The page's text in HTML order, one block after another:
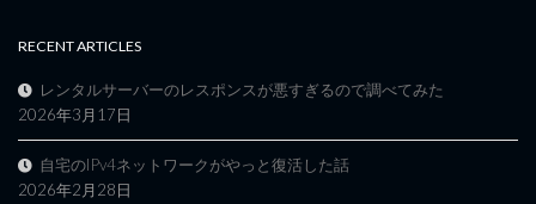
RECENT ARTICLES
レンタルサーバーのレスポンスが悪すぎるので調べてみた
2026年3月17日
自宅のIPv4ネットワークがやっと復活した話
2026年2月28日